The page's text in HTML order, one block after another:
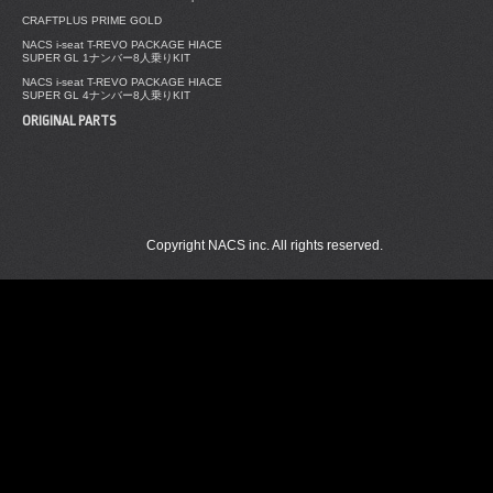
CRAFTPLUS PRIME GOLD
NACS i-seat T-REVO PACKAGE HIACE
SUPER GL 1ナンバー8人乗りKIT
NACS i-seat T-REVO PACKAGE HIACE
SUPER GL 4ナンバー8人乗りKIT
ORIGINAL PARTS
Copyright NACS inc. All rights reserved.